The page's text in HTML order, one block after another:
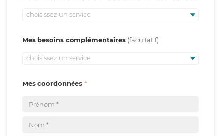
choisissez un service
Mes besoins complémentaires
choisissez un service
Mes coordonnées